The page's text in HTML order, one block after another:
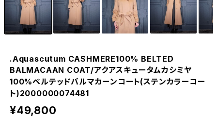
.Aquascutum CASHMERE100% BELTED
BALMACAAN COAT/アクアスキュータムカシミヤ
100%ベルテッドバルマカーンコート(ステンカラーコー
ト)2000000074481
¥49,800